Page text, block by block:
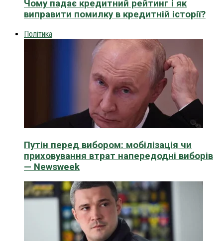
Чому падає кредитний рейтинг і як
виправити помилку в кредитній історії?
Політика
Путін перед вибором: мобілізація чи
приховування втрат напередодні виборів
— Newsweek